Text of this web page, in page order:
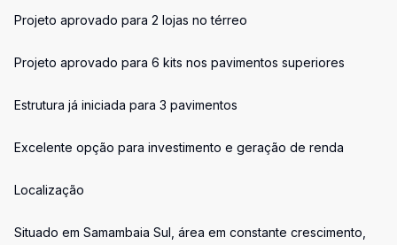
Projeto aprovado para 2 lojas no térreo
Projeto aprovado para 6 kits nos pavimentos superiores
Estrutura já iniciada para 3 pavimentos
Excelente opção para investimento e geração de renda
Localização
Situado em Samambaia Sul, área em constante crescimento,